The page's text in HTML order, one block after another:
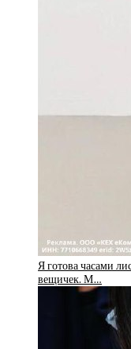
Я готова часами
вещичек. М…